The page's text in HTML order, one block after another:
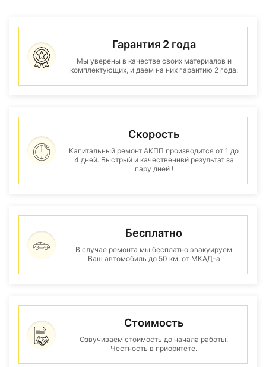
Гарантия 2 года
Мы уверены в качестве своих материалов и
комплектующих, и даем на них гарантию 2 года.
Скорость
Капитальный ремонт АКПП производится от 1 до
4 дней. Быстрый и качественнвй результат за
пару дней !
Бесплатно
В случае ремонта мы бесплатно эвакуируем
Ваш автомобиль до 50 км. от МКАД-а
Стоимость
Озвучиваем стоимость до начала работы.
Честность в приоритете.